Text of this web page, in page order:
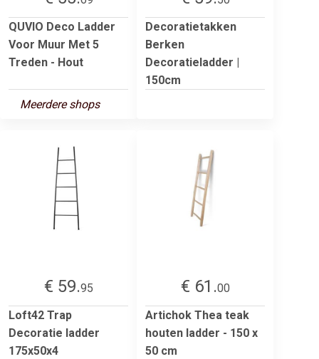
QUVIO Deco Ladder
Voor Muur Met 5
Treden - Hout
Meerdere shops
Decoratietakken
Berken
Decoratieladder |
150cm
€ 59.95
Loft42 Trap
Decoratie ladder
175x50x4
€ 61.00
Artichok Thea teak
houten ladder - 150 x
50 cm